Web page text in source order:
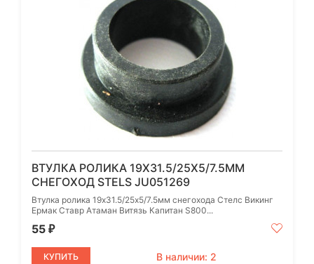
ВТУЛКА РОЛИКА 19Х31.5/25Х5/7.5ММ
СНЕГОХОД STELS JU051269
Втулка ролика 19х31.5/25х5/7.5мм снегохода Стелс Викинг
Ермак Ставр Атаман Витязь Капитан S800...
55 ₽
КУПИТЬ В наличии: 2